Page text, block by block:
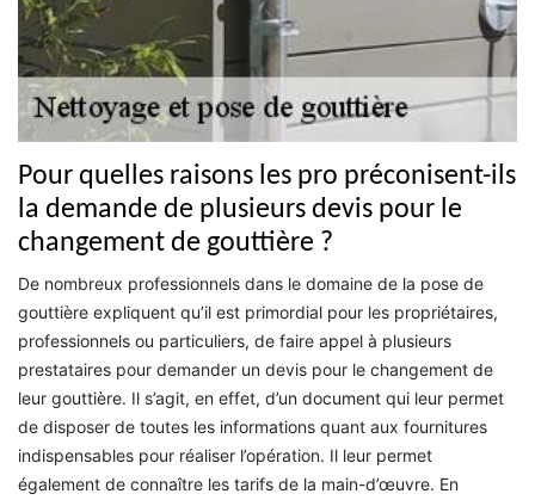
Pour quelles raisons les pro préconisent-ils
la demande de plusieurs devis pour le
changement de gouttière ?
De nombreux professionnels dans le domaine de la pose de
gouttière expliquent qu’il est primordial pour les propriétaires,
professionnels ou particuliers, de faire appel à plusieurs
prestataires pour demander un devis pour le changement de
leur gouttière. Il s’agit, en effet, d’un document qui leur permet
de disposer de toutes les informations quant aux fournitures
indispensables pour réaliser l’opération. Il leur permet
également de connaître les tarifs de la main-d’œuvre. En